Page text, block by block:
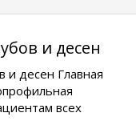
и десен
и десен Главная
всех